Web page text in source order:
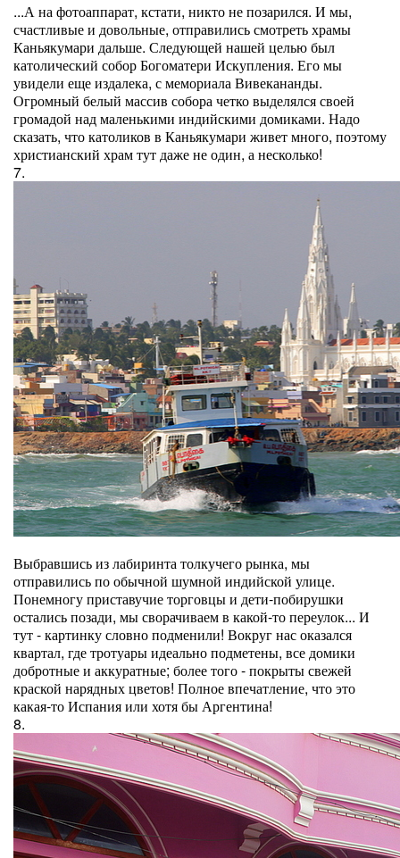
...А на фотоаппарат, кстати, никто не позарился. И мы,
счастливые и довольные, отправились смотреть храмы
Каньякумари дальше. Следующей нашей целью был
католический собор Богоматери Искупления. Его мы
увидели еще издалека, с мемориала Вивекананды.
Огромный белый массив собора четко выделялся своей
громадой над маленькими индийскими домиками. Надо
сказать, что католиков в Каньякумари живет много, поэтому
христианский храм тут даже не один, а несколько!
7.
Выбравшись из лабиринта толкучего рынка, мы
отправились по обычной шумной индийской улице.
Понемногу приставучие торговцы и дети-побирушки
остались позади, мы сворачиваем в какой-то переулок... И
тут - картинку словно подменили! Вокруг нас оказался
квартал, где тротуары идеально подметены, все домики
добротные и аккуратные; более того - покрыты свежей
краской нарядных цветов! Полное впечатление, что это
какая-то Испания или хотя бы Аргентина!
8.